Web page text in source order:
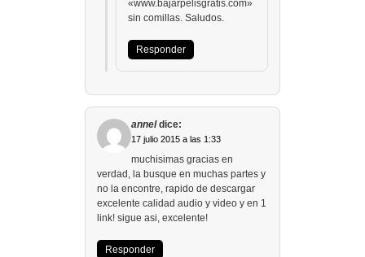
«www.bajarpelisgratis.com»
sin comillas. Saludos.
Responder
annel dice:
17 julio 2015 a las 1:33
muchisimas gracias en
verdad, la busque en muchas partes y
no la encontre, rapido de descargar
excelente calidad audio y video y en 1
link! sigue asi, excelente!
Responder